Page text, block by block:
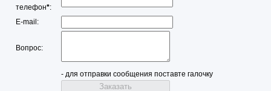
телефон*:
E-mail:
Вопрос:
- для отправки сообщения поставте галочку